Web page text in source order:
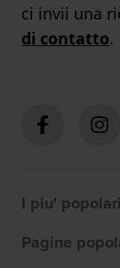
ci invii una
di contatto.
I piu' popolari
Pagine